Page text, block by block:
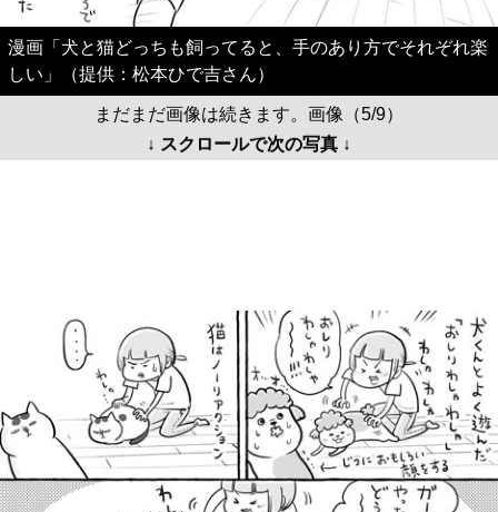
漫画「犬と猫どっちも飼ってると、手のあり方でそれぞれ楽
しい」（提供：松本ひで吉さん）
まだまだ画像は続きます。画像（5/9）
↓ スクロールで次の写真 ↓